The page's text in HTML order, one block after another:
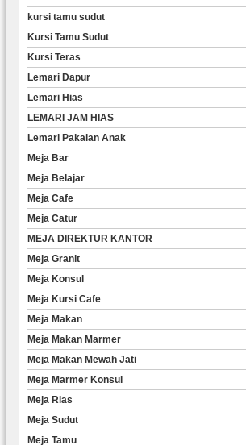
kursi tamu sudut
Kursi Tamu Sudut
Kursi Teras
Lemari Dapur
Lemari Hias
LEMARI JAM HIAS
Lemari Pakaian Anak
Meja Bar
Meja Belajar
Meja Cafe
Meja Catur
MEJA DIREKTUR KANTOR
Meja Granit
Meja Konsul
Meja Kursi Cafe
Meja Makan
Meja Makan Marmer
Meja Makan Mewah Jati
Meja Marmer Konsul
Meja Rias
Meja Sudut
Meja Tamu